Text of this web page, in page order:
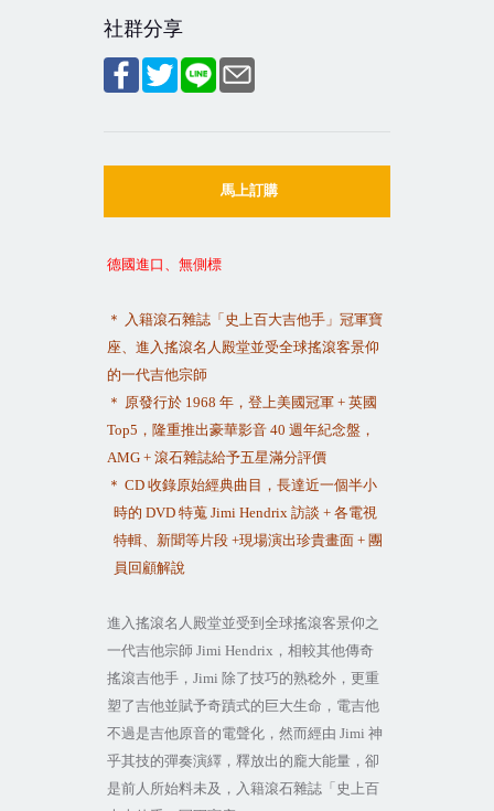
社群分享
馬上訂購
德國進口、無側標
＊ 入籍滾石雜誌「史上百大吉他手」冠軍寶
座、進入搖滾名人殿堂並受全球搖滾客景仰
的一代吉他宗師
＊ 原發行於 1968 年，登上美國冠軍 + 英國
Top5 ，隆重推出豪華影音 40 週年紀念盤，
AMG + 滾石雜誌給予五星滿分評價
＊ CD 收錄原始經典曲目，長達近一個半小
時的 DVD特蒐Jimi Hendrix訪談+各電視
特輯、新聞等片段+現場演出珍貴畫面+ 團
員回顧解說
進入搖滾名人殿堂並受到全球搖滾客景仰之
一代吉他宗師 Jimi Hendrix ，相較其他傳奇
搖滾吉他手， Jimi 除了技巧的熟稔外，更重
塑了吉他並賦予奇蹟式的巨大生命，電吉他
不過是吉他原音的電聲化，然而經由 Jimi 神
乎其技的彈奏演繹，釋放出的龐大能量，卻
是前人所始料未及，入籍滾石雜誌「史上百